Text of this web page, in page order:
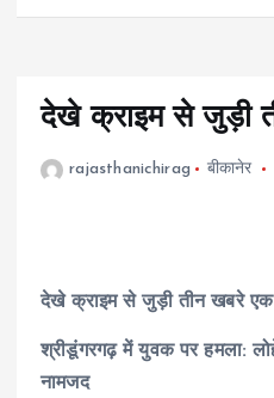
देखे क्राइम से जुड़ी
rajasthanichirag बीकानेर
देखे क्राइम से जुड़ी तीन खबरे
श्रीडूंगरगढ़ में युवक पर हमला:
नामजद